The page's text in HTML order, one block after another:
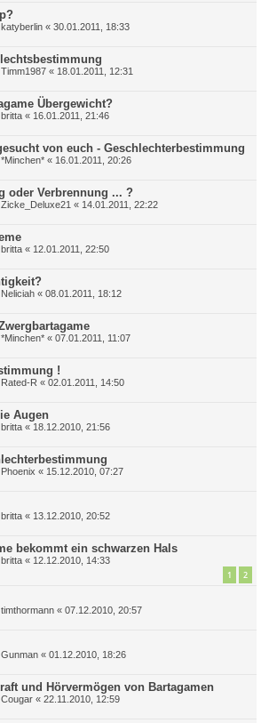
katyberlin « 30.01.2011, 18:33
Timm1987 « 18.01.2011, 12:31
Übergewicht?
britta « 16.01.2011, 21:46
von euch - Geschlechterbestimmung
*Minchen* « 16.01.2011, 20:26
oder Verbrennung ... ?
Zicke_Deluxe21 « 14.01.2011, 22:22
britta « 12.01.2011, 22:50
Neliciah « 08.01.2011, 18:12
*Minchen* « 07.01.2011, 11:07
!
Rated-R « 02.01.2011, 14:50
Augen
britta « 18.12.2010, 21:56
Phoenix « 15.12.2010, 07:27
britta « 13.12.2010, 20:52
bekommt ein schwarzen Hals
britta « 12.12.2010, 14:33
1 2
timthormann « 07.12.2010, 20:57
Gunman « 01.12.2010, 18:26
und Hörvermögen von Bartagamen
Cougar « 22.11.2010, 12:59